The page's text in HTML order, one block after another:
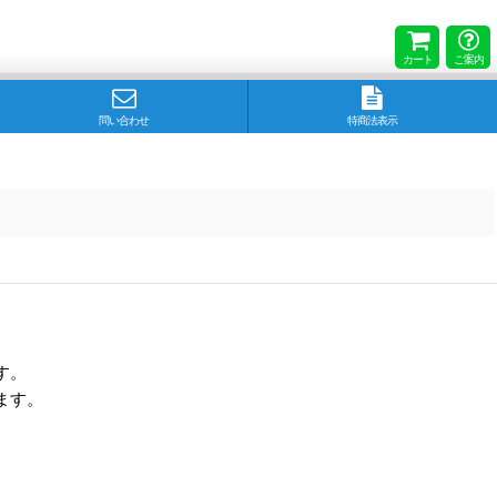
カート ご案内
問い合わせ 特商法表示
。